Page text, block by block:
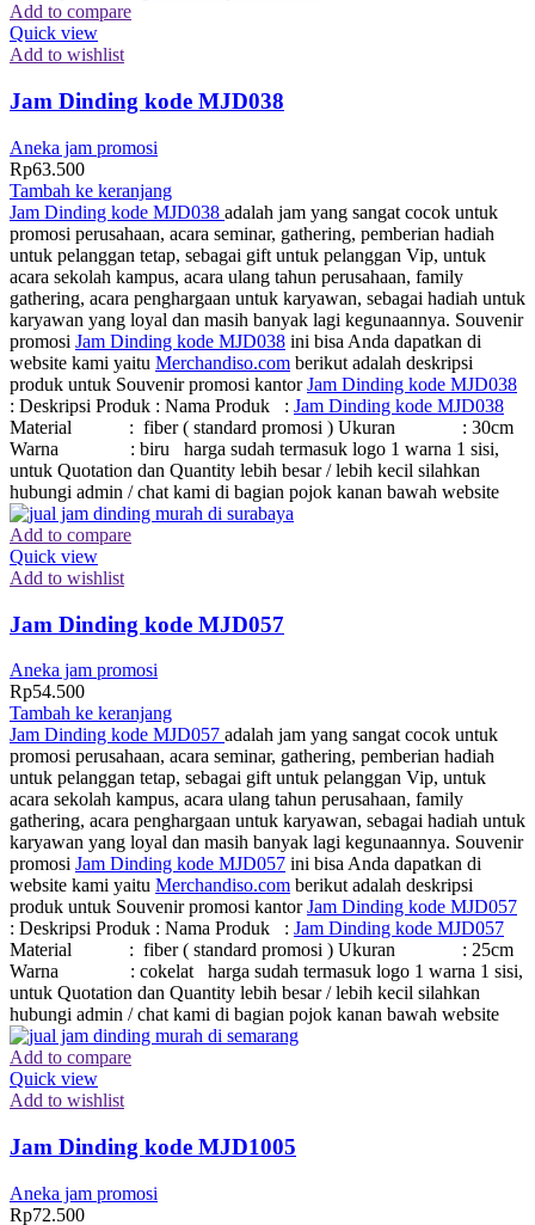
Add to compare
Quick view
Add to wishlist
Jam Dinding kode MJD038
Aneka jam promosi
Rp63.500
Tambah ke keranjang
Jam Dinding kode MJD038 adalah jam yang sangat cocok untuk
promosi perusahaan, acara seminar, gathering, pemberian hadiah
untuk pelanggan tetap, sebagai gift untuk pelanggan Vip, untuk
acara sekolah kampus, acara ulang tahun perusahaan, family
gathering, acara penghargaan untuk karyawan, sebagai hadiah untuk
karyawan yang loyal dan masih banyak lagi kegunaannya. Souvenir
promosi Jam Dinding kode MJD038 ini bisa Anda dapatkan di
website kami yaitu Merchandiso.com berikut adalah deskripsi
produk untuk Souvenir promosi kantorJam Dinding kode MJD038
: Deskripsi Produk : Nama Produk : Jam Dinding kode MJD038
Material : fiber ( standard promosi ) Ukuran : 30cm
Warna : biru harga sudah termasuk logo 1 warna 1 sisi,
untuk Quotation dan Quantity lebih besar / lebih kecil silahkan
hubungi admin / chat kami di bagian pojok kanan bawah website
Add to compare
Quick view
Add to wishlist
Jam Dinding kode MJD057
Aneka jam promosi
Rp54.500
Tambah ke keranjang
Jam Dinding kode MJD057 adalah jam yang sangat cocok untuk
promosi perusahaan, acara seminar, gathering, pemberian hadiah
untuk pelanggan tetap, sebagai gift untuk pelanggan Vip, untuk
acara sekolah kampus, acara ulang tahun perusahaan, family
gathering, acara penghargaan untuk karyawan, sebagai hadiah untuk
karyawan yang loyal dan masih banyak lagi kegunaannya. Souvenir
promosi Jam Dinding kode MJD057 ini bisa Anda dapatkan di
website kami yaitu Merchandiso.com berikut adalah deskripsi
produk untuk Souvenir promosi kantorJam Dinding kode MJD057
: Deskripsi Produk : Nama Produk : Jam Dinding kode MJD057
Material : fiber ( standard promosi ) Ukuran : 25cm
Warna : cokelat harga sudah termasuk logo 1 warna 1 sisi,
untuk Quotation dan Quantity lebih besar / lebih kecil silahkan
hubungi admin / chat kami di bagian pojok kanan bawah website
Add to compare
Quick view
Add to wishlist
Jam Dinding kode MJD1005
Aneka jam promosi
Rp72.500